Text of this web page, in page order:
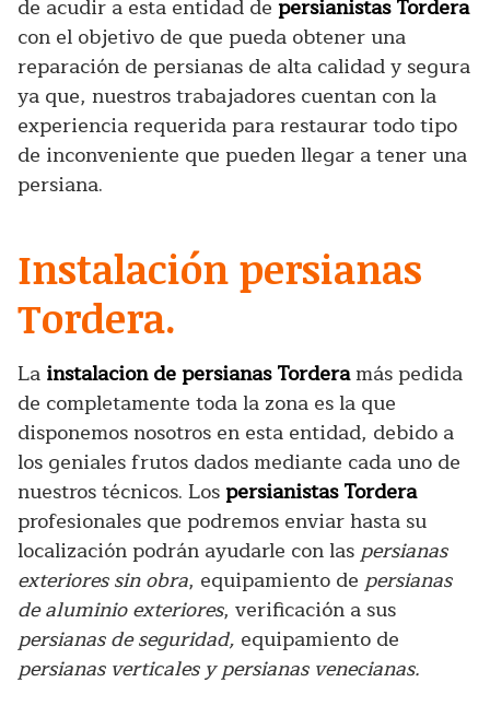
de acudir a esta entidad de persianistas Tordera
con el objetivo de que pueda obtener una
reparación de persianas de alta calidad y segura
ya que, nuestros trabajadores cuentan con la
experiencia requerida para restaurar todo tipo
de inconveniente que pueden llegar a tener una
persiana.
Instalación persianas
Tordera.
La instalacion de persianas Torderamás pedida
de completamente toda la zona es la que
disponemos nosotros en esta entidad, debido a
los geniales frutos dados mediante cada uno de
nuestros técnicos. Lospersianistas Tordera
profesionales que podremos enviar hasta su
localización podrán ayudarle con las persianas
exteriores sin obra, equipamiento de persianas
de aluminio exteriores, verificación a sus
persianas de seguridad, equipamiento de
persianas verticales y persianas venecianas.